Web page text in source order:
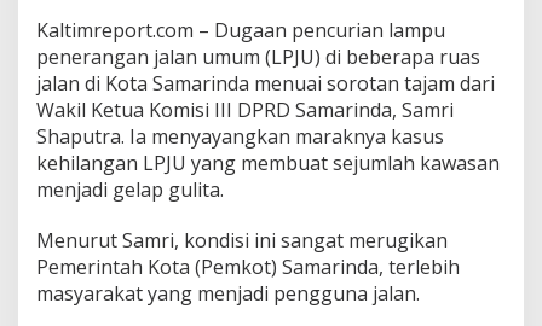
c
u
r
i
a
n
a
u
J
Kaltimreport.com – Dugaan pencurian lampu
penerangan jalan umum (LPJU) di beberapa ruas
jalan di Kota Samarinda menuai sorotan tajam dari
Wakil Ketua Komisi III DPRD Samarinda, Samri
Shaputra. Ia menyayangkan maraknya kasus
kehilangan LPJU yang membuat sejumlah kawasan
menjadi gelap gulita.
Menurut Samri, kondisi ini sangat merugikan
Pemerintah Kota (Pemkot) Samarinda, terlebih
masyarakat yang menjadi pengguna jalan.